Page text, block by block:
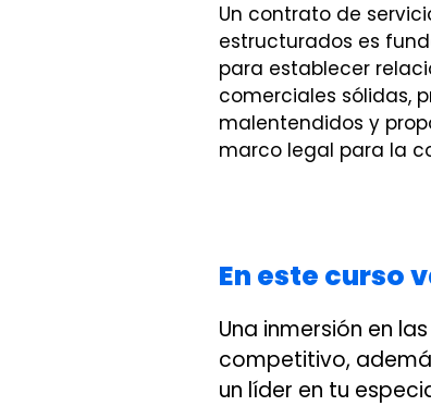
Un contrato de
estructurados es
para establecer
comerciales sólidas,
malentendidos y
marco legal para la
En este curso
Una inmersión en
competitivo,
un líder en tu